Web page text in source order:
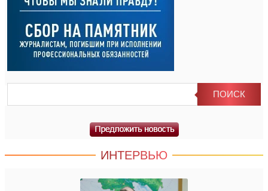
ИНТЕРВЬЮ